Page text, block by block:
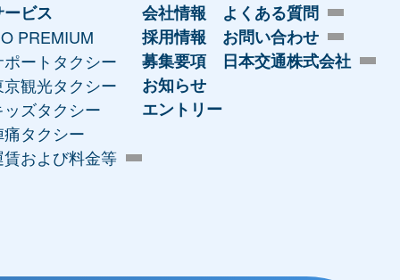
ービス
PREMIUM
ポートタクシー
京観光タクシー
ッズタクシー
痛タクシー
賃および料金等
会社情報
採用情報
募集要項
お知らせ
エントリー
よくある質問
お問い合わせ
日本交通株式会社